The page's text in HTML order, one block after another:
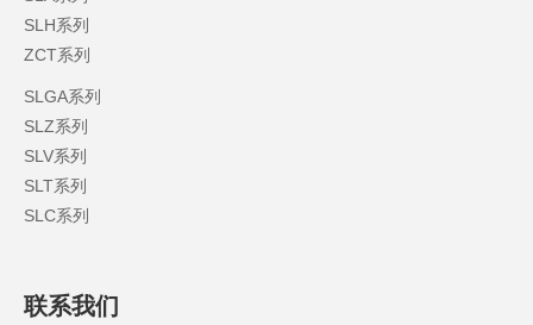
SLH系列
ZCT系列
SLGA系列
SLZ系列
SLV系列
SLT系列
SLC系列
联系我们